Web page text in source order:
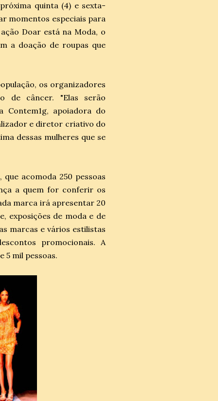
quinta (4) e sexta-
momentos especiais para
Doar está na Moda, o
a doação de roupas que
os organizadores
de câncer. "Elas serão
Contem1g, apoiadora do
e diretor criativo do
dessas mulheres que se
acomoda 250 pessoas
a quem for conferir os
marca irá apresentar 20
exposições de moda e de
marcas e vários estilistas
promocionais. A
5 mil pessoas.